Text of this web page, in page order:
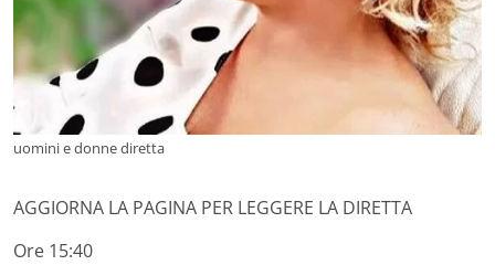
uomini e donne diretta
AGGIORNA LA PAGINA PER LEGGERE LA DIRETTA
Ore 15:40